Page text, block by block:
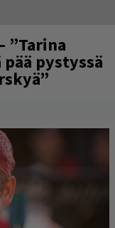
”Tarina
pystyssä